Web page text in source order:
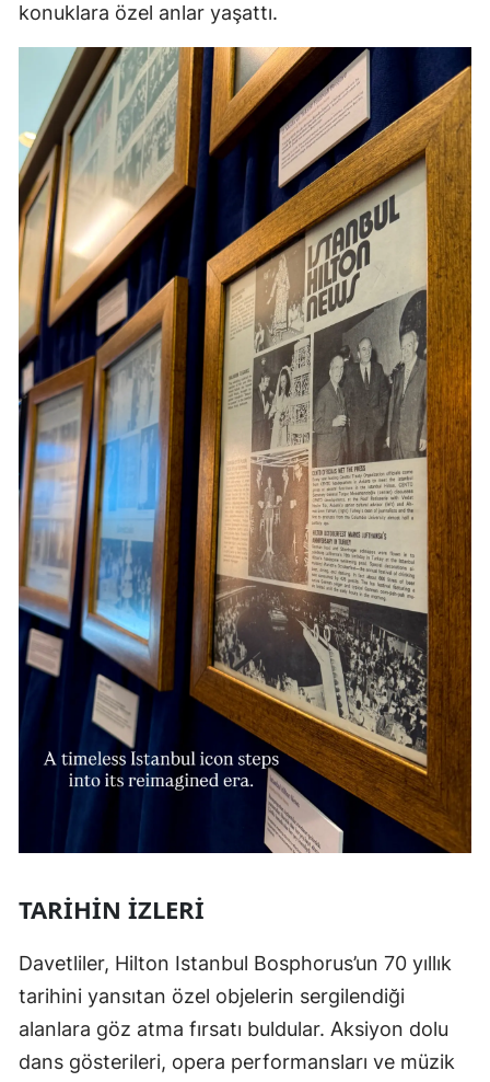
konuklara özel anlar yaşattı.
TARIHIN İZLERI
Davetliler, Hilton Istanbul Bosphorus’un 70 yıllık
tarihini yansıtan özel objelerin sergilendiği
alanlara göz atma fırsatı buldular. Aksiyon dolu
dans gösterileri, opera performansları ve müzik